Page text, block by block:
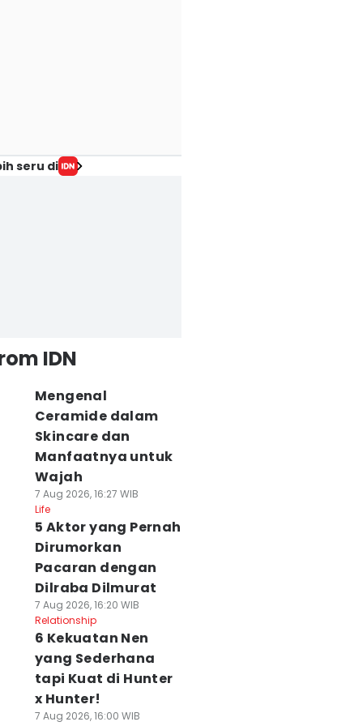
seru di
IDN
Mengenal
Ceramide dalam
Skincare dan
Manfaatnya untuk
Wajah
7 Aug 2026, 16:27 WIB
Life
5 Aktor yang Pernah
Dirumorkan
Pacaran dengan
Dilraba Dilmurat
7 Aug 2026, 16:20 WIB
Relationship
6 Kekuatan Nen
yang Sederhana
tapi Kuat di Hunter
x Hunter!
7 Aug 2026, 16:00 WIB